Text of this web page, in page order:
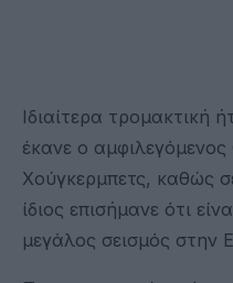
Ιδιαίτερα τρομακτική
έκανε ο
Χούγκερμπετς, καθώς
ίδιος επισήμανε ότι
μεγάλος σεισμός στην